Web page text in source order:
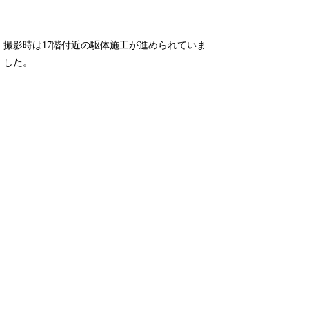
撮影時は17階付近の駆体施工が進められていま
した。